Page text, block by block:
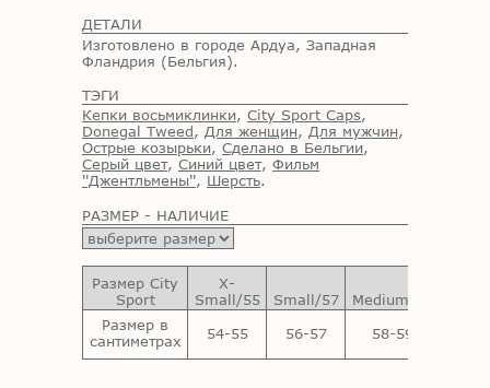
ДЕТАЛИ
Изготовлено в городе Ардуа, Западная
Фландрия (Бельгия).
ТЭГИ
Кепки восьмиклинки, City Sport Caps,
Donegal Tweed, Для женщин, Для мужчин,
Острые козырьки, Сделано в Бельгии,
Серый цвет, Синий цвет, Фильм
''Джентльмены'', Шерсть.
РАЗМЕР - НАЛИЧИЕ
Размер City
Sport
X-
Small/55
Small/57 Medium/59
Размер в
сантиметрах
54-55 56-57 58-59